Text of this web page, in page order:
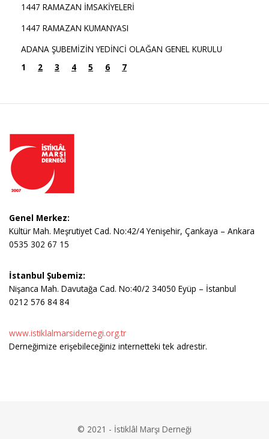
1447 RAMAZAN İMSAKİYELERİ
1447 RAMAZAN KUMANYASI
ADANA ŞUBEMİZİN YEDİNCİ OLAĞAN GENEL KURULU
1
2 3 4 5 6 7
Genel Merkez:
Kültür Mah. Meşrutiyet Cad. No:42/4 Yenişehir, Çankaya – Ankara
0535 302 67 15
İstanbul Şubemiz:
Nişanca Mah. Davutağa Cad. No:40/2 34050 Eyüp – İstanbul
0212 576 84 84
www.istiklalmarsidernegi.org.tr
Derneğimize erişebileceğiniz internetteki tek adrestir.
© 2021 - İstiklâl Marşı Derneği